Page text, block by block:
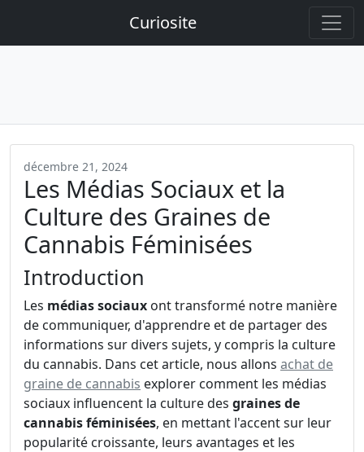
Curiosite
décembre 21, 2024
Les Médias Sociaux et la
Culture des Graines de
Cannabis Féminisées
Introduction
Les médias sociaux ont transformé notre manière
de communiquer, d'apprendre et de partager des
informations sur divers sujets, y compris la culture
du cannabis. Dans cet article, nous allons achat de
graine de cannabis explorer comment les médias
sociaux influencent la culture des graines de
cannabis féminisées, en mettant l'accent sur leur
popularité croissante, leurs avantages et les